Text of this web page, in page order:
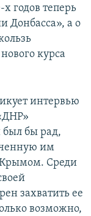
годов теперь
Донбасса», а о
курса
интервью
был бы рад,
им
Крымом. Среди
захватить ее
возможно,